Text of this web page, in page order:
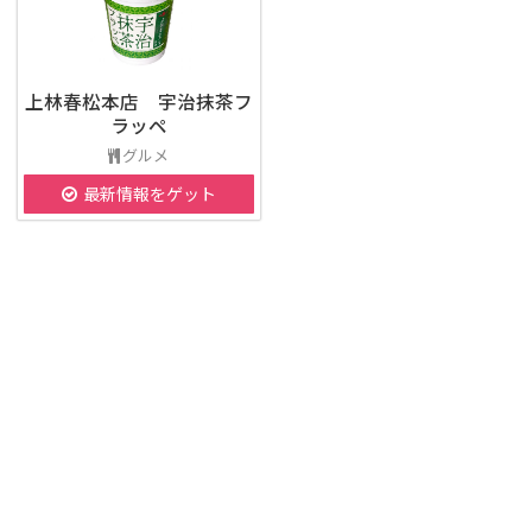
上林春松本店 宇治抹茶フ
ラッペ
グルメ
最新情報をゲット